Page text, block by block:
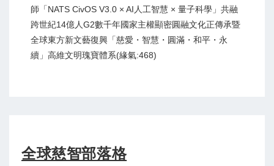
師「NATS CivOS V3.0 × AI人工智慧 × 量子科學」共融
跨世紀14億人G2數千年國家主權顯密圓融文化正傳承暨
全球東方新文藝復興「慈愛・智慧・圓滿・和平・永
續」高維文明瑰寶體系(緣氣:468)
全球慈智部落格